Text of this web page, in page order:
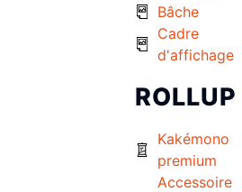
Bâche
Cadre
d'affichage
ROLLUP
Kakémono
premium
Accessoire